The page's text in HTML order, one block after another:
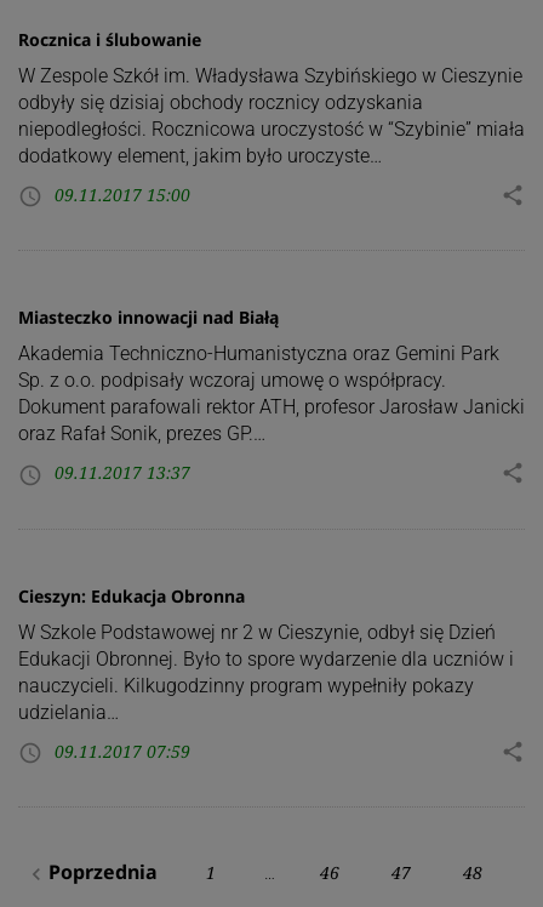
Rocznica i ślubowanie
W Zespole Szkół im. Władysława Szybińskiego w Cieszynie
odbyły się dzisiaj obchody rocznicy odzyskania
niepodległości. Rocznicowa uroczystość w “Szybinie” miała
dodatkowy element, jakim było uroczyste…
access_time 09.11.2017 15:00 share
Miasteczko innowacji nad Białą
Akademia Techniczno-Humanistyczna oraz Gemini Park
Sp. z o.o. podpisały wczoraj umowę o współpracy.
Dokument parafowali rektor ATH, profesor Jarosław Janicki
oraz Rafał Sonik, prezes GP.…
access_time 09.11.2017 13:37 share
Cieszyn: Edukacja Obronna
W Szkole Podstawowej nr 2 w Cieszynie, odbył się Dzień
Edukacji Obronnej. Było to spore wydarzenie dla uczniów i
nauczycieli. Kilkugodzinny program wypełniły pokazy
udzielania…
access_time 09.11.2017 07:59 share
Stronicowanie
navigate_before Poprzednia 1 … 46 47 48